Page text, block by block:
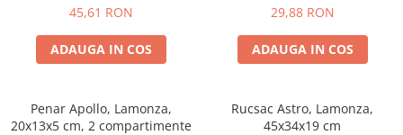
45,61 RON
ADAUGA IN COS
29,88 RON
ADAUGA IN COS
Penar Apollo, Lamonza,
20x13x5 cm, 2 compartimente
Rucsac Astro, Lamonza,
45x34x19 cm